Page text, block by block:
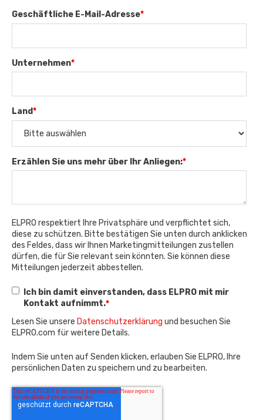
Geschäftliche E-Mail-Adresse*
Unternehmen*
Land*
Erzählen Sie uns mehr über Ihr Anliegen:*
ELPRO respektiert Ihre Privatsphäre und verpflichtet sich,
diese zu schützen. Bitte bestätigen Sie unten durch anklicken
des Feldes, dass wir Ihnen Marketingmitteilungen zustellen
dürfen, die für Sie relevant sein könnten. Sie können diese
Mitteilungen jederzeit abbestellen.
Ich bin damit einverstanden, dass ELPRO mit mir
Kontakt aufnimmt.*
Lesen Sie unsere Datenschutzerklärung und besuchen Sie
ELPRO.com für weitere Details.
Indem Sie unten auf Senden klicken, erlauben Sie ELPRO, Ihre
persönlichen Daten zu speichern und zu bearbeiten.